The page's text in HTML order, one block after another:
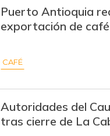
Puerto Antioquia
exportación de café
CAFÉ
Autoridades del
tras cierre de La